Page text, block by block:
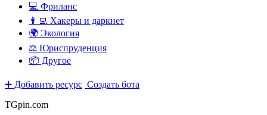
💻 Фриланс
👨‍💻 Хакеры и даркнет
🌍 Экология
⚖️ Юриспруденция
📦 Другое
➕ Добавить ресурс Создать бота
TGpin.com